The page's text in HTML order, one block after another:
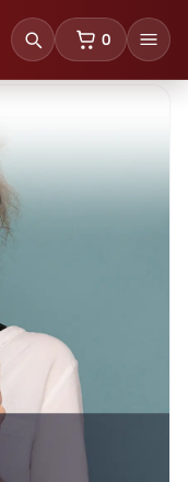
0
sepetteki